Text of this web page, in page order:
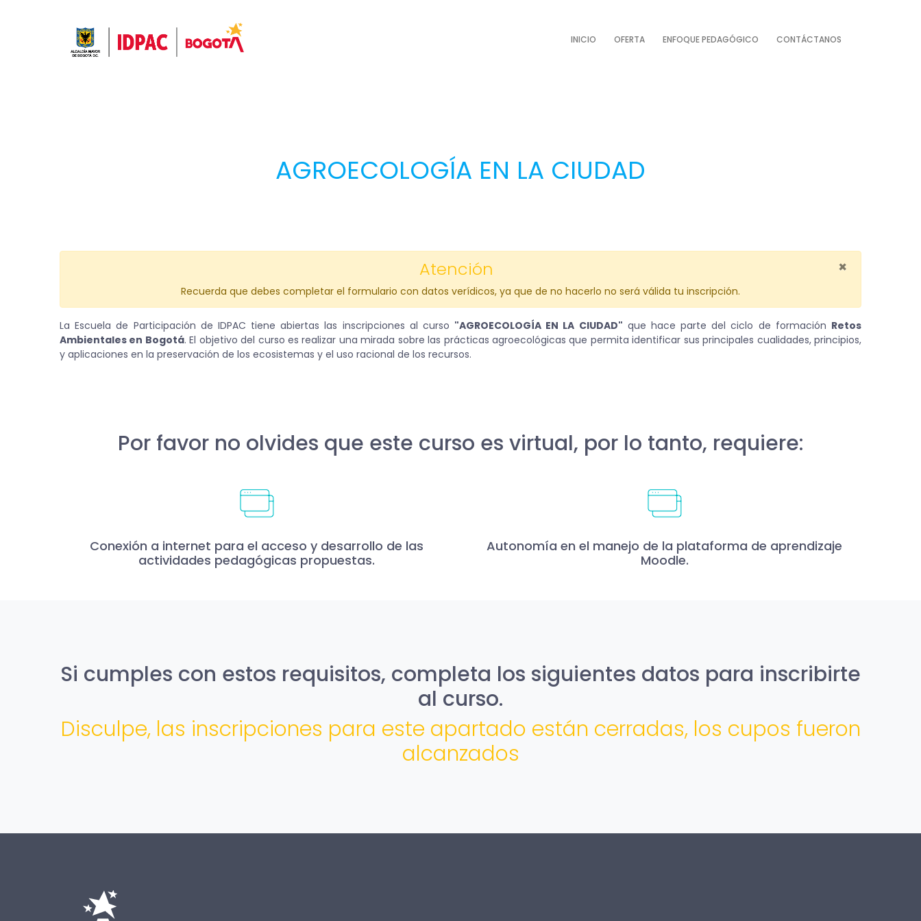
INICIO OFERTA ENFOQUE PEDAGÓGICO CONTÁCTANOS
AGROECOLOGÍA EN LA CIUDAD
×
Atención
Recuerda que debes completar el formulario con datos verídicos, ya que de no hacerlo no será válida tu inscripción.
La Escuela de Participación de IDPAC tiene abiertas las inscripciones al curso "AGROECOLOGÍA EN LA CIUDAD" que hace parte del ciclo de formación Retos
Ambientales en Bogotá. El objetivo del curso es realizar una mirada sobre las prácticas agroecológicas que permita identificar sus principales cualidades, principios,
y aplicaciones en la preservación de los ecosistemas y el uso racional de los recursos.
Por favor no olvides que este curso es virtual, por lo tanto, requiere:
Conexión a internet para el acceso y desarrollo de las
actividades pedagógicas propuestas.
Autonomía en el manejo de la plataforma de aprendizaje
Moodle.
Si cumples con estos requisitos, completa los siguientes datos para inscribirte
al curso.
Disculpe, las inscripciones para este apartado están cerradas, los cupos fueron
alcanzados